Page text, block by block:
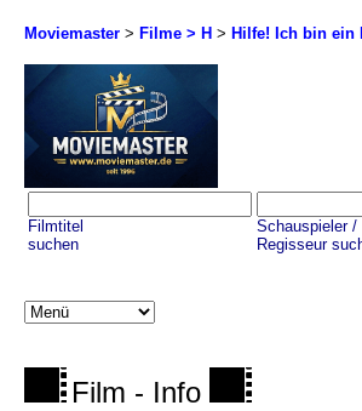
Moviemaster > Filme > H > Hilfe! Ich bin ein
Filmtitel
suchen
Schauspieler /
Regisseur
Film - Info